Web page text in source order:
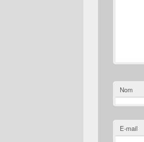
Nom
E-mail